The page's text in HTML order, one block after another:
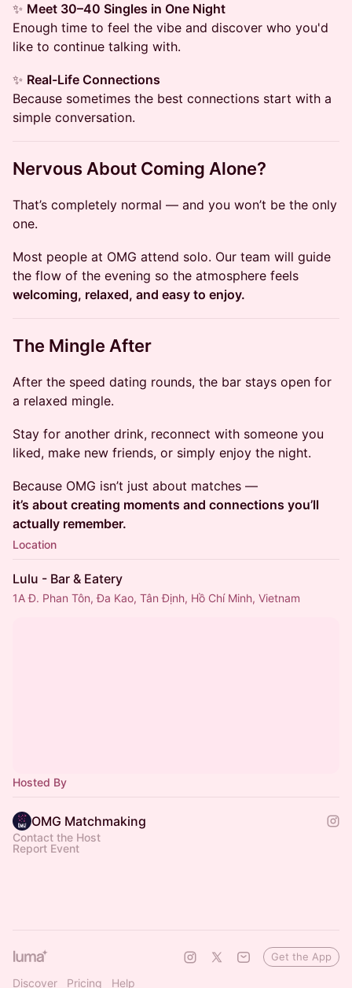
✨ Meet 30–40 Singles in One Night
Enough time to feel the vibe and discover who you'd
like to continue talking with.
✨ Real-Life Connections
Because sometimes the best connections start with a
simple conversation.
Nervous About Coming Alone?
That’s completely normal — and you won’t be the only
one.
Most people at OMG attend solo. Our team will guide
the flow of the evening so the atmosphere feels
welcoming, relaxed, and easy to enjoy.
The Mingle After
After the speed dating rounds, the bar stays open for
a relaxed mingle.
Stay for another drink, reconnect with someone you
liked, make new friends, or simply enjoy the night.
Because OMG isn’t just about matches —
it’s about creating moments and connections you’ll
actually remember.
Location
Lulu - Bar & Eatery
1A Đ. Phan Tôn, Đa Kao, Tân Định, Hồ Chí Minh, Vietnam
Hosted By
OMG Matchmaking
Contact the Host
Report Event
Discover Pricing Help
Get the App